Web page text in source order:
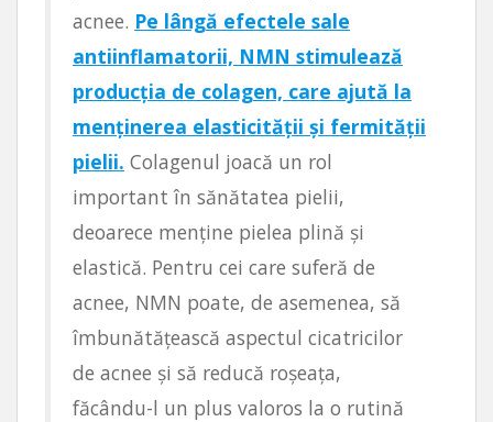
acnee. Pe lângă efectele sale
antiinflamatorii, NMN stimulează
producția de colagen, care ajută la
menținerea elasticității și fermității
pielii. Colagenul joacă un rol
important în sănătatea pielii,
deoarece menține pielea plină și
elastică. Pentru cei care suferă de
acnee, NMN poate, de asemenea, să
îmbunătățească aspectul cicatricilor
de acnee și să reducă roșeața,
făcându-l un plus valoros la o rutină